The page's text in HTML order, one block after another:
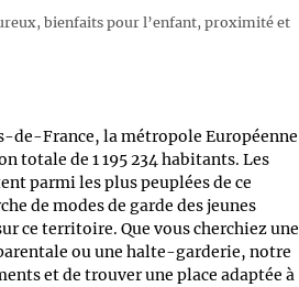
bienfaits pour l’enfant, proximité et
de-France, la métropole Européenne
totale de 1 195 234 habitants. Les
parmi les plus peuplées de ce
de modes de garde des jeunes
ce territoire. Que vous cherchiez une
ou une halte-garderie, notre
et de trouver une place adaptée à